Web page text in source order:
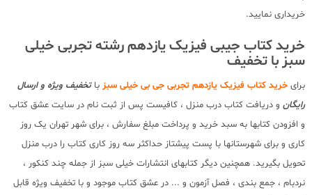
خریداری نمایید.
خرید کتاب جیبی فیزیک یازدهم رشته تجربی خیلی
سبز با تخفیف
برای خرید کتاب فیزیک یازدهم تجربی جی بی خیلی سبز باتخفیف ویژه و ارسال
رایگان و دریافت کتاب درب منزل ، کافیست پس از ثبت نام در سایت عشق کتاب
و افزودن کتابها به سبد خرید و پرداخت مبلغ سفارش ، برای شهر تهران یک روز
کاری و برای شهرستانها با پست پیشتاز حداکثر سه روز کاری کتاب را درب منزل
تحویل بگیرید. همچنین دیگر کتابهای انتشارات خیلی سبز از جمله چند کنکور ،
نردبام ، جمع بندی ، فصل آزمون و ... در عشق کتاب موجود و با تخفیف ویژه قابل